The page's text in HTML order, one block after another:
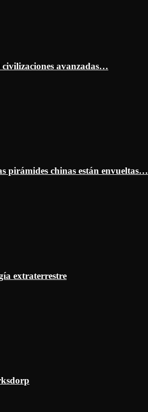
avanzadas…
pirámides chinas están envueltas…
extraterrestre